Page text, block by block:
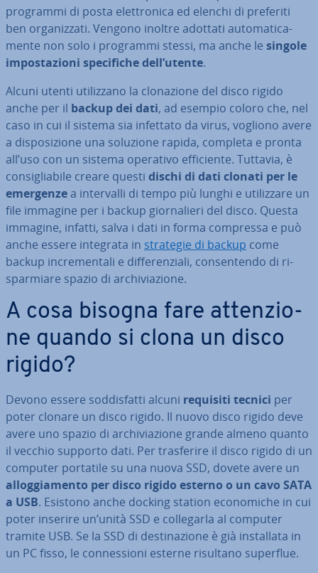
programmi di posta elet­tro­ni­ca ed elenchi di preferiti
ben or­ga­niz­za­ti. Vengono inoltre adottati au­to­ma­ti­ca­
men­te non solo i programmi stessi, ma anche le singole
im­po­sta­zio­ni spe­ci­fi­che dell’utente.
Alcuni utenti uti­liz­za­no la clo­na­zio­ne del disco rigido
anche per il backup dei dati, ad esempio coloro che, nel
caso in cui il sistema sia infettato da virus, vogliono avere
a di­spo­si­zio­ne una soluzione rapida, completa e pronta
all’uso con un sistema operativo ef­fi­cien­te. Tuttavia, è
con­si­glia­bi­le creare questi dischi di dati clonati per le
emergenzea in­ter­val­li di tempo più lunghi e uti­liz­za­re un
file immagine per i backup gior­na­lie­ri del disco. Questa
immagine, infatti, salva i dati in forma compressa e può
anche essere integrata in strategie di backup come
backup in­cre­men­ta­li e dif­fe­ren­zia­li, con­sen­ten­do di ri­
spar­mia­re spazio di ar­chi­via­zio­ne.
A cosa bisogna fare at­ten­zio­
ne quando si clona un disco
rigido?
Devono essere sod­di­sfat­ti alcuni requisiti tecnici per
poter clonare un disco rigido. Il nuovo disco rigido deve
avere uno spazio di ar­chi­via­zio­ne grande almeno quanto
il vecchio supporto dati. Per tra­sfe­ri­re il disco rigido di un
computer portatile su una nuova SSD, dovete avere un
al­log­gia­men­to per disco rigido esterno o un cavo SATA
a USB. Esistono anche docking station eco­no­mi­che in cui
poter inserire un’unità SSD e col­le­gar­la al computer
tramite USB. Se la SSD di de­sti­na­zio­ne è già in­stal­la­ta in
un PC fisso, le con­nes­sio­ni esterne risultano superflue.